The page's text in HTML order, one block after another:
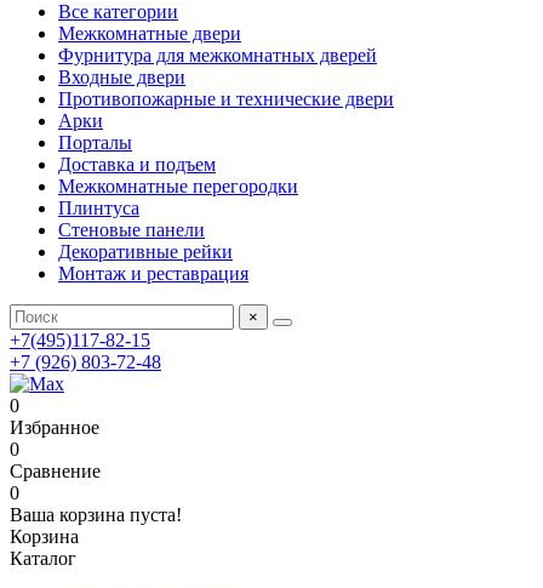
Все категории
Межкомнатные двери
Фурнитура для межкомнатных дверей
Входные двери
Противопожарные и технические двери
Арки
Порталы
Доставка и подъем
Межкомнатные перегородки
Плинтуса
Стеновые панели
Декоративные рейки
Монтаж и реставрация
×
+7(495)117-82-15
+7 (926) 803-72-48
0
Избранное
0
Сравнение
0
Ваша корзина пуста!
Корзина
Каталог